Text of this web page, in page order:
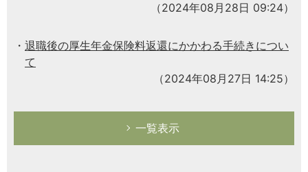
（2024年08月28日 09:24）
退職後の厚生年金保険料返還にかかわる手続きについ
て
（2024年08月27日 14:25）
一覧表示